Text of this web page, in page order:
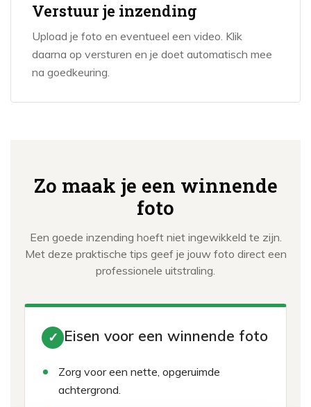
Verstuur je inzending
Upload je foto en eventueel een video. Klik
daarna op versturen en je doet automatisch mee
na goedkeuring.
Zo maak je een winnende
foto
Een goede inzending hoeft niet ingewikkeld te zijn.
Met deze praktische tips geef je jouw foto direct een
professionele uitstraling.
✓ Eisen voor een winnende foto
Zorg voor een nette, opgeruimde
achtergrond.